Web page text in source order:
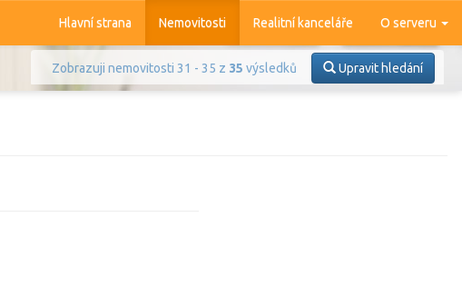
Hlavní strana Nemovitosti Realitní kanceláře O serveru
Zobrazuji nemovitosti 31 - 35 z 35 výsledků Upravit hledání